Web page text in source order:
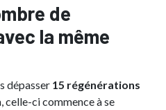
de
la même
dépasser 15 régénérations
celle-ci commence à se